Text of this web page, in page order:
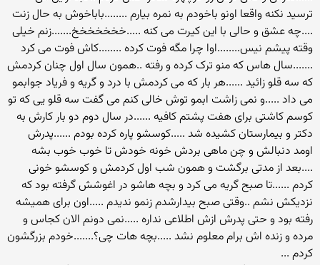
ترسید نکنه واقعا اونو باخودم به نمره بیارم ........باباخوش به حال زنت
....چه عشق و حالی با این کیرت می کنه .....خخخخخخخ.......زنم خیلی
وقته پیشم نیس........اوا چرا مگه فوت کرده ........کاش فوت می کرد
.......سال هاس که منو ترک کرده و رفته ..همون سال اول چنان کردمش
که سه قلو زائید ......هر بار که می کردمش با درد و گریه و فریاد جوابمو
می داد .....و نمی زاشت ابمو توش خالی کنم می گفت سه قلو یی که تو
کوسم کاشتی برای هفت پشتم کافیه ......در سال دوم دو بار کارش به
دکتر و بیمارستان کشیده شد .....کوسشو پاره کرده بودم ......پدرش
اومد دنبالش و چن ماهی بردش خونه خودش تا خوب خوب بشه
....بعد از مدتی برگشت و همون شب اول کردمش و کوسشو خونی
کردم ......تا صبح گریه می کرد و بچه هاشو در اغوشش گرفته بود که
نزدیکش نشم ..وقتی صبح بیدارشدم زنمو ندیدم .....اون برای همیشه
رفته بود و حتی پدرش ازش اطلاعی نداره .....نمی دونم الان کجاس و
مرده و زنده اش برام معلوم نشد .....بچه هات چی؟.......خودم بزرگشون
کردم ...